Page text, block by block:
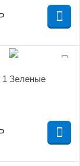
1 Зеленые